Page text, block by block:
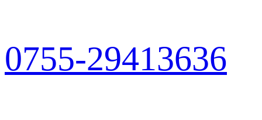
0755-29413636